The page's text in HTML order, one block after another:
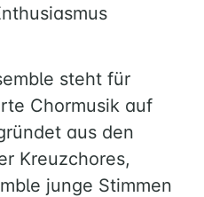
steht für
Chormusik auf
aus den
Kreuzchores,
junge Stimmen